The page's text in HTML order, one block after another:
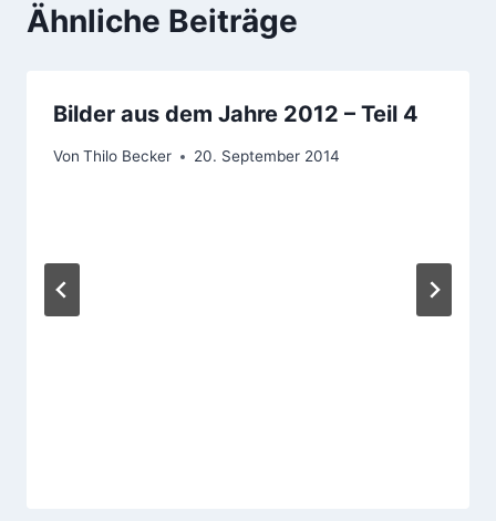
Ähnliche Beiträge
Bilder aus dem Jahre 2012 – Teil 4
Von Thilo Becker 20. September 2014